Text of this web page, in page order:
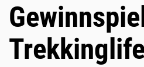
Trekkinglife